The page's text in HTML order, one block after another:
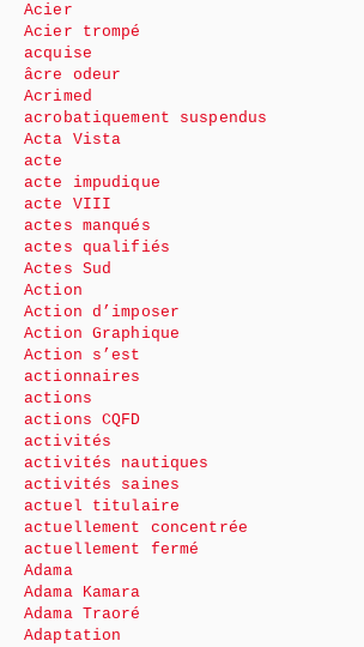
Acier
Acier trompé
acquise
âcre odeur
Acrimed
acrobatiquement suspendus
Acta Vista
acte
acte impudique
acte VIII
actes manqués
actes qualifiés
Actes Sud
Action
Action d’imposer
Action Graphique
Action s’est
actionnaires
actions
actions CQFD
activités
activités nautiques
activités saines
actuel titulaire
actuellement concentrée
actuellement fermé
Adama
Adama Kamara
Adama Traoré
Adaptation